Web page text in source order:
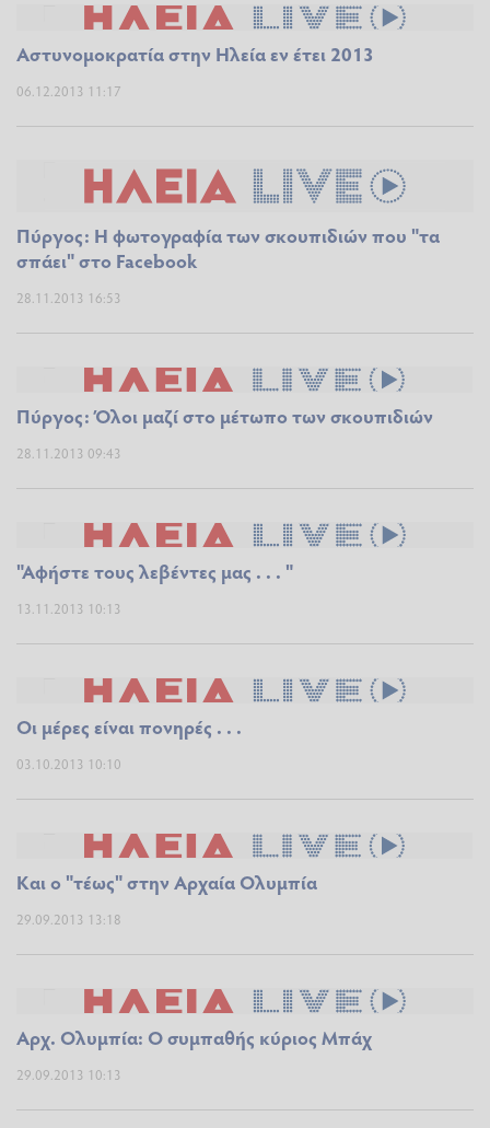
Αστυνομοκρατία στην Ηλεία εν έτει 2013
06.12.2013 11:17
Πύργος: Η φωτογραφία των σκουπιδιών που "τα
σπάει" στο Facebook
28.11.2013 16:53
Πύργος: Όλοι μαζί στο μέτωπο των σκουπιδιών
28.11.2013 09:43
"Αφήστε τους λεβέντες μας . . . "
13.11.2013 10:13
Οι μέρες είναι πονηρές . . .
03.10.2013 10:10
Και ο "τέως" στην Αρχαία Ολυμπία
29.09.2013 13:18
Αρχ. Ολυμπία: Ο συμπαθής κύριος Μπάχ
29.09.2013 10:13